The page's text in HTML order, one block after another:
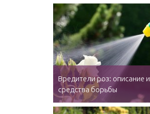
Вредители роз: описание и
средства борьбы